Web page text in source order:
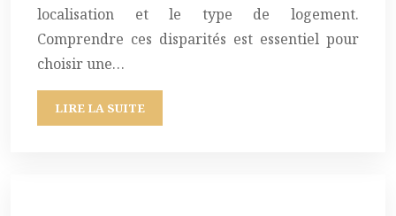
localisation et le type de logement.
Comprendre ces disparités est essentiel pour
choisir une…
LIRE LA SUITE